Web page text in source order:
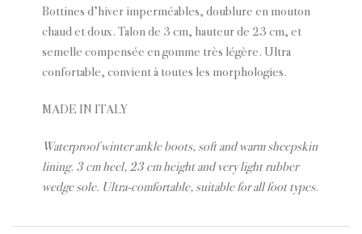
Bottines d’hiver imperméables, doublure en mouton
chaud et doux. Talon de 3 cm, hauteur de 23 cm, et
semelle compensée en gomme très légère. Ultra
confortable, convient à toutes les morphologies.
MADE IN ITALY
Waterproof winter ankle boots, soft and warm sheepskin
lining. 3 cm heel, 23 cm height and very light rubber
wedge sole. Ultra-comfortable, suitable for all foot types.